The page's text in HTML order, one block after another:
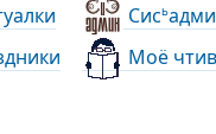
Сись
Моё